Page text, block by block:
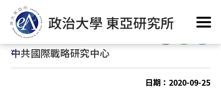
到
要
內
首頁/
:::
:::
中共國際戰略研究中心
日期：2020-09-25